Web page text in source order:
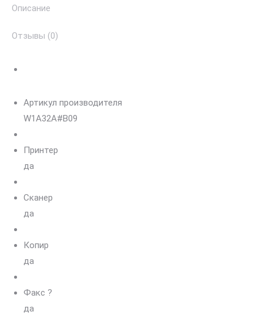
(А3
ч/
USB
23
стр/
мин
(A4)
стр/
мин
(А3))
Описание
Отзывы (0)
Артикул производителя
W1A32A#B09
Принтер
да
Сканер
да
Копир
да
Факс ?
да